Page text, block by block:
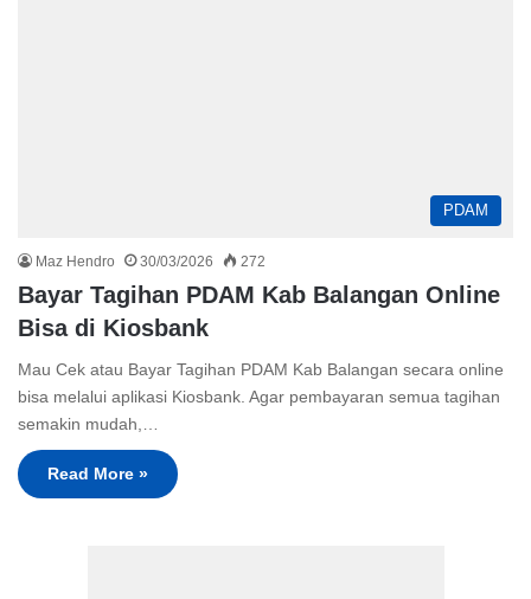
PDAM
Maz Hendro 30/03/2026 272
Bayar Tagihan PDAM Kab Balangan Online
Bisa di Kiosbank
Mau Cek atau Bayar Tagihan PDAM Kab Balangan secara online
bisa melalui aplikasi Kiosbank. Agar pembayaran semua tagihan
semakin mudah,…
Read More »